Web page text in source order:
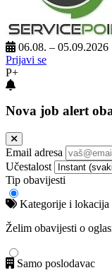
06.08. – 05.09.2026
Prijavi se
P+
Nova job alert
Email adresa
Učestalost
Tip obavijesti
Kategorije i lokacija
Želim obavijesti o
Samo poslodavac